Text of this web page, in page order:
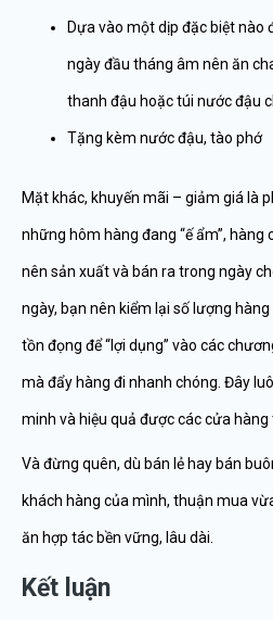
Dựa vào một dịp đặc biệt nào
ngày đầu tháng âm nên ăn
thanh đậu hoặc túi nước đậu
Tặng kèm nước đậu, tào phớ
Mặt khác, khuyến mãi – giảm giá là
những hôm hàng đang “ế ẩm”, hàng
nên sản xuất và bán ra trong ngày
ngày, bạn nên kiểm lại số lượng
tồn đọng để “lợi dụng” vào các
mà đẩy hàng đi nhanh chóng. Đây
minh và hiệu quả được các cửa
Và đừng quên, dù bán lẻ hay bán
khách hàng của mình, thuận mua
ăn hợp tác bền vững, lâu dài.
Kết luận